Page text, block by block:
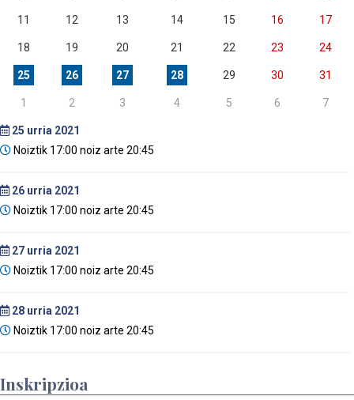
11 12 13 14 15 16 17
18 19 20 21 22 23 24
25 26 27 28 29 30 31
1 2 3 4 5 6 7
25 urria 2021
Noiztik 17:00 noiz arte 20:45
26 urria 2021
Noiztik 17:00 noiz arte 20:45
27 urria 2021
Noiztik 17:00 noiz arte 20:45
28 urria 2021
Noiztik 17:00 noiz arte 20:45
Inskripzioa